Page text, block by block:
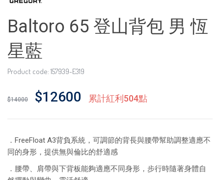
Baltoro 65 登山背包 男 恆
星藍
Product code: 157939-E319
$14000 $12600 累計紅利504點
．FreeFloat A3背負系統，可調節的背長與腰帶幫助調整適應不
同的身形，提供無與倫比的舒適感
．腰帶、肩帶與下背板能夠適應不同身形，步行時隨著身體自